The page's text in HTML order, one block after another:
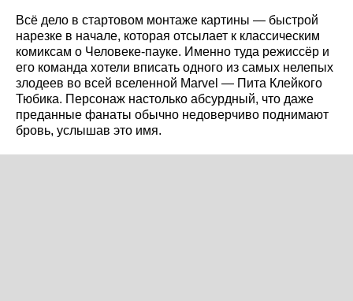
Всё дело в стартовом монтаже картины — быстрой
нарезке в начале, которая отсылает к классическим
комиксам о Человеке-пауке. Именно туда режиссёр и
его команда хотели вписать одного из самых нелепых
злодеев во всей вселенной Marvel — Пита Клейкого
Тюбика. Персонаж настолько абсурдный, что даже
преданные фанаты обычно недоверчиво поднимают
бровь, услышав это имя.